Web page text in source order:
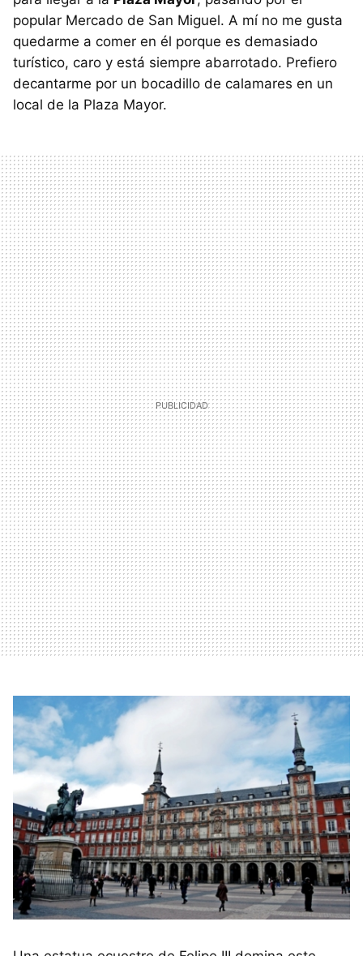
popular Mercado de San Miguel. A mí no me gusta
quedarme a comer en él porque es demasiado
turístico, caro y está siempre abarrotado. Prefiero
decantarme por un bocadillo de calamares en un
local de la Plaza Mayor.